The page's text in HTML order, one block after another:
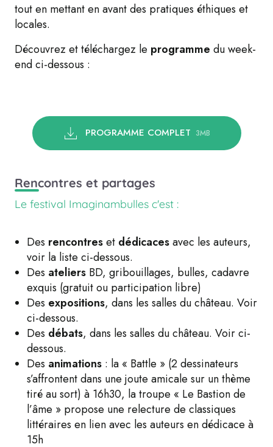
tout en mettant en avant des pratiques éthiques et
locales.
Découvrez et téléchargez le programme du week-
end ci-dessous :
PROGRAMME COMPLET 3MB
Rencontres et partages
Le festival Imaginambulles c'est :
Des rencontreset dédicacesavec les auteurs,
voir la liste ci-dessous.
Des ateliers BD, gribouillages, bulles, cadavre
exquis (gratuit ou participation libre)
Des expositions, dans les salles du château. Voir
ci-dessous.
Des débats, dans les salles du château. Voir ci-
dessous.
Des animations : la « Battle » (2 dessinateurs
s’affrontent dans une joute amicale sur un thème
tiré au sort) à 16h30, la troupe « Le Bastion de
l’âme » propose une relecture de classiques
littéraires en lien avec les auteurs en dédicace à
15h